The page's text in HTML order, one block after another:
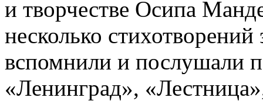
и творчестве Осипа
несколько стихотворений
вспомнили и послушали
«Ленинград»,